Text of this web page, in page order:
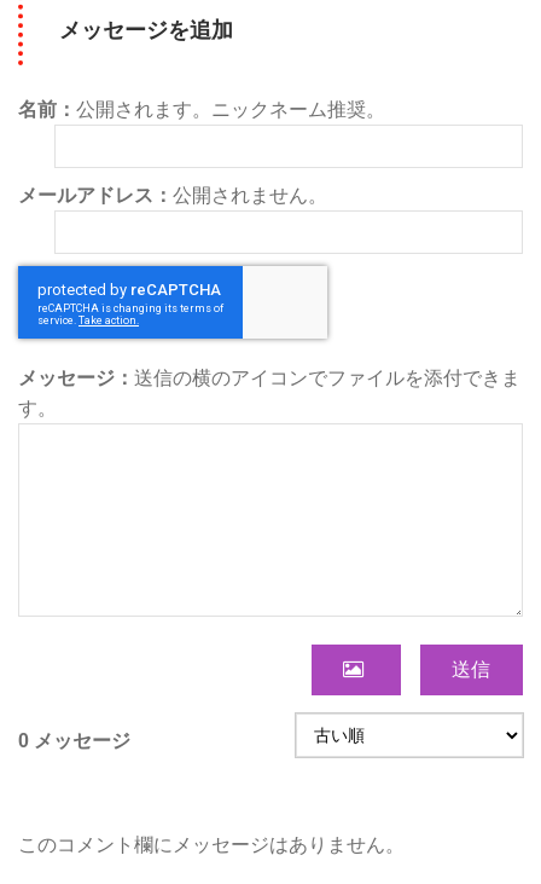
メッセージを追加
名前： 公開されます。ニックネーム推奨。
メールアドレス： 公開されません。
メッセージ： 送信の横のアイコンでファイルを添付できま
す。
送信
0 メッセージ
このコメント欄にメッセージはありません。